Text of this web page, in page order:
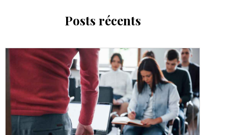
Posts récents